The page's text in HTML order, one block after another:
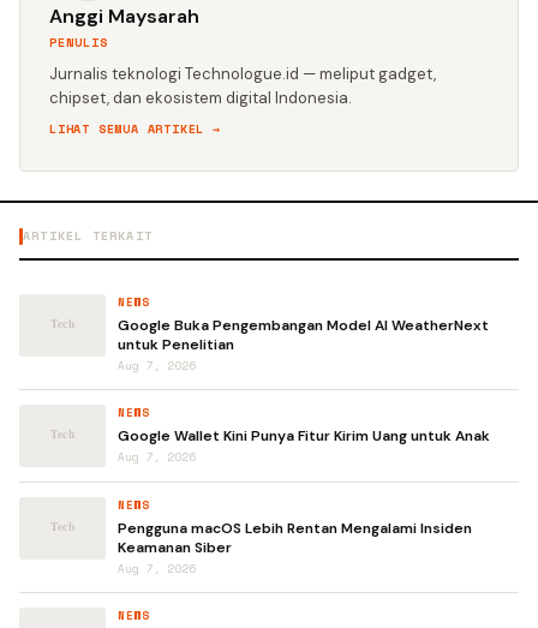
Anggi Maysarah
PENULIS
Jurnalis teknologi Technologue.id — meliput gadget,
chipset, dan ekosistem digital Indonesia.
LIHAT SEMUA ARTIKEL →
ARTIKEL TERKAIT
NEWS
Google Buka Pengembangan Model AI WeatherNext
untuk Penelitian
Aug 7, 2026
NEWS
Google Wallet Kini Punya Fitur Kirim Uang untuk Anak
Aug 7, 2026
NEWS
Pengguna macOS Lebih Rentan Mengalami Insiden
Keamanan Siber
Aug 7, 2026
NEWS